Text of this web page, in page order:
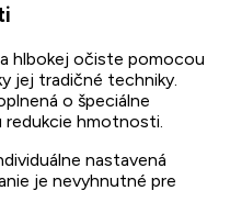
hlbokej očiste pomocou
jej tradičné techniky.
o špeciálne
redukcie hmotnosti.
nastavená
je nevyhnutné pre